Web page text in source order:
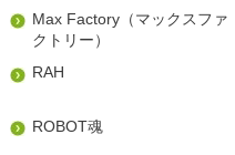
Max Factory（マックスファ
クトリー）
RAH
ROBOT魂